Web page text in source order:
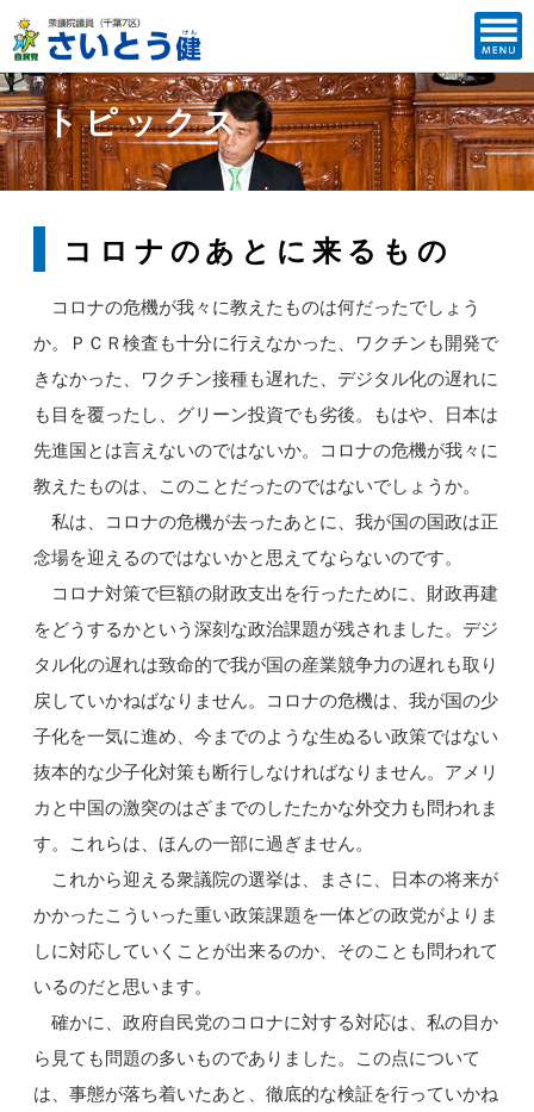
トピックス
コロナのあとに来るもの
コロナの危機が我々に教えたものは何だったでしょう
か。ＰＣＲ検査も十分に行えなかった、ワクチンも開発で
きなかった、ワクチン接種も遅れた、デジタル化の遅れに
も目を覆ったし、グリーン投資でも劣後。もはや、日本は
先進国とは言えないのではないか。コロナの危機が我々に
教えたものは、このことだったのではないでしょうか。
私は、コロナの危機が去ったあとに、我が国の国政は正
念場を迎えるのではないかと思えてならないのです。
コロナ対策で巨額の財政支出を行ったために、財政再建
をどうするかという深刻な政治課題が残されました。デジ
タル化の遅れは致命的で我が国の産業競争力の遅れも取り
戻していかねばなりません。コロナの危機は、我が国の少
子化を一気に進め、今までのような生ぬるい政策ではない
抜本的な少子化対策も断行しなければなりません。アメリ
カと中国の激突のはざまでのしたたかな外交力も問われま
す。これらは、ほんの一部に過ぎません。
これから迎える衆議院の選挙は、まさに、日本の将来が
かかったこういった重い政策課題を一体どの政党がよりま
しに対応していくことが出来るのか、そのことも問われて
いるのだと思います。
確かに、政府自民党のコロナに対する対応は、私の目か
ら見ても問題の多いものでありました。この点について
は、事態が落ち着いたあと、徹底的な検証を行っていかね